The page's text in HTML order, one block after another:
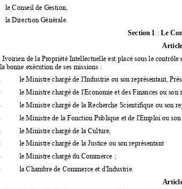
le Conseil de Gestion,
la Direction Générale.
Section 1 : Le
de la Propriété Intellectuelle est placé sous le
bonne exécution de ses missions :
le Ministre chargé de l'Industrie ou son représentant,
le Ministre chargé de l'Economie et des Finances ou son
le Ministre chargé de la Recherche Scientifique ou son
le Ministre de la Fonction Publique et de l'Emploi ou son
le Ministre chargé de la Culture,
le Ministre chargé de la Justice ou son représentant
le Ministre chargé du Commerce ;
la Chambre de Commerce et d'Industrie.